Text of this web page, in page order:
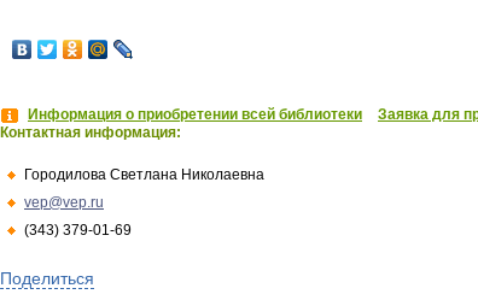
Информация о приобретении всей библиотеки
Заявка для
Контактная информация:
Городилова Светлана Николаевна
vep@vep.ru
(343) 379-01-69
Поделиться